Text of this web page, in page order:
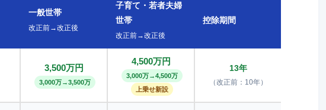
一般世帯
改正前→改正後
子育て・若者夫婦
世帯
改正前→改正後
控除期間
3,500万円
3,000万→3,500万
4,500万円
3,000万→4,500万
上乗せ新設
13年
（改正前：10年）